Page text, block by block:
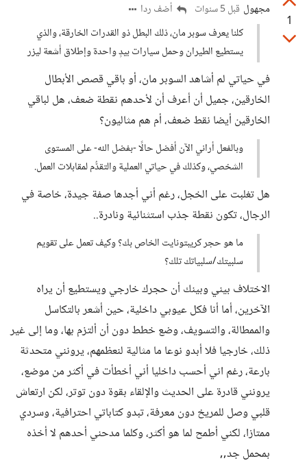
1
مجهول قبل 5 سنوات
أضف ردا
كلنا يعرف سوبر مان، ذلك البطل ذو القدرات الخارقة، والذي
يستطيع الطيران وحمل سيارات بيدٍ واحدة وإطلاق أشعة ليزر
في حياتي لم أشاهد السوبر مان، أو باقي قصص الأبطال
الخارقين، جميل أن أعرف أن لأحدهم نقطة ضعف، هل لباقي
الخارقين أيضا نقط ضعف، أم هم مثاليون؟
وبالفعل أراني الآن أفضل حالًا -بفضل الله- على المستوى
الشخصي، وكذلك في حياتي العملية والتقدُّم لمقابلات العمل.
هل تغلبت على الخجل، رغم أني أجدها صفة جيدة، خاصة في
الرجال، تكون نقطة جذب استثنائية ونادرة..
ما هو حجر كريبتونايت الخاص بك؟ وكيف تعمل على تقويم
سلبيتك/سلبياتك تلك؟
الاختلاف بيني وبينك أن حجرك خارجي ويستطيع أن يراه
الآخرين، أما أنا فكل عيوبي داخلية، حين أشعر بالتكاسل
والممطالة، والتسويف، وضع خطط دون أن ألتزم بها، وما إلى غير
ذلك، خارجيا فلا أبدو نوعا ما مثالية لنعظمهم، يرونني متحدثة
بارعة، رغم اني أحسب داخليا أني أخطأت في أكثر من موضع،
يرونني قادرة على الحديث والإلقاء بقوة دون توتر، لكن ارتعاش
قلبي وصل للمريخ دون معرفة، تبدو كتاباتي احترافية، وسردي
ممتازا، لكني أطمح لما هو أكثر، وكلما مدحني أحدهم لا أخذه
بمحمل جد,,